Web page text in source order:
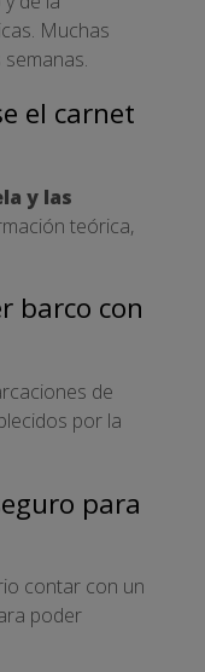
Muchas
el carnet
y las
teórica,
barco con
de
por la
para
contar con un
poder